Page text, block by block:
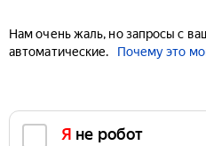
Нам очень жаль, но запросы с
автоматические.
Почему это
Я не робот